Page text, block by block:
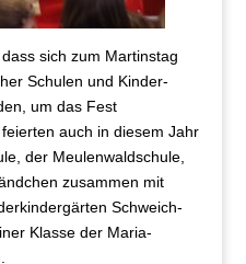
sich zum Martinstag
Schulen und Kinder-
um das Fest
auch in diesem Jahr
der Meulenwaldschule,
zusammen mit
Schweich-
Klasse der Maria-